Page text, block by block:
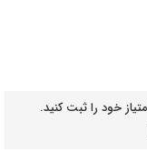
خود را ثبت کنید.